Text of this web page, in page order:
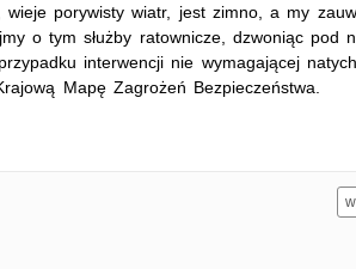
porywisty wiatr, jest zimno, a my
o tym służby ratownicze, dzwoniąc pod
interwencji nie wymagającej
Mapę Zagrożeń Bezpieczeństwa.